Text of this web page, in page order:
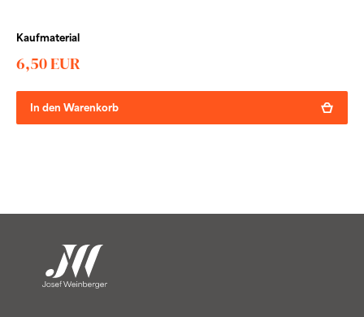
Kaufmaterial
6,50 EUR
In den Warenkorb